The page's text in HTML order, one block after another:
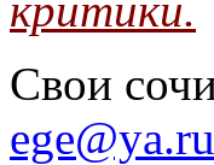
Свои
ege@ya.ru